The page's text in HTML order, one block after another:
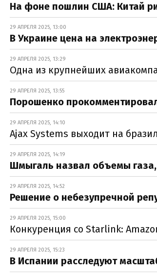
На фоне пошлин США: Китай
29 АПРЕЛЯ 2025, 13:00
В Украине цена на
29 АПРЕЛЯ 2025, 13:29
Одна из крупнейших
29 АПРЕЛЯ 2025, 13:55
Порошенко
29 АПРЕЛЯ 2025, 14:10
Ajax Systems выходит на
29 АПРЕЛЯ 2025, 14:19
Шмыгаль назвал объемы
29 АПРЕЛЯ 2025, 14:52
Решение о небезупречной
29 АПРЕЛЯ 2025, 15:00
Конкуренция со Starlink:
29 АПРЕЛЯ 2025, 15:23
В Испании расследуют